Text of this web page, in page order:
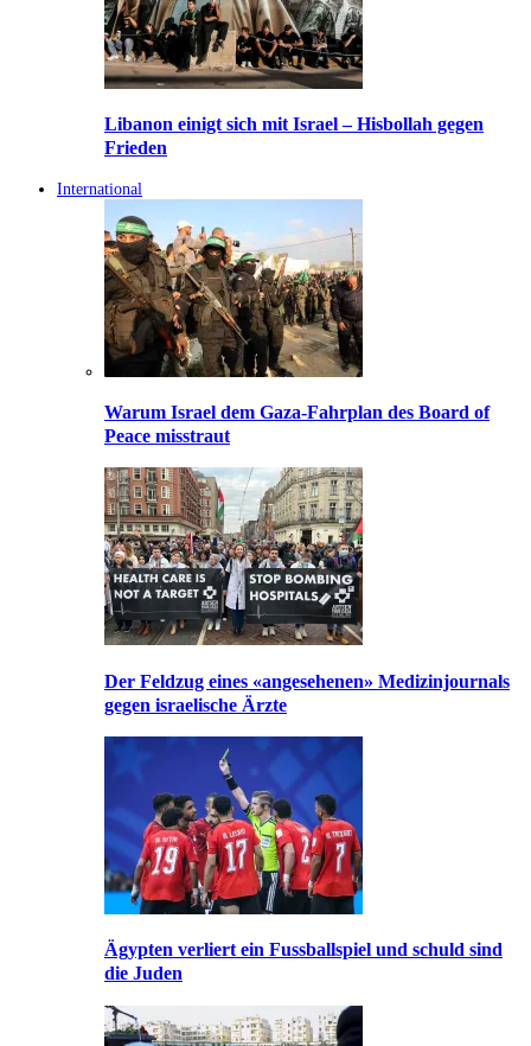
Libanon einigt sich mit Israel – Hisbollah gegen
Frieden
International
Warum Israel dem Gaza-Fahrplan des Board of
Peace misstraut
Der Feldzug eines «angesehenen» Medizinjournals
gegen israelische Ärzte
Ägypten verliert ein Fussballspiel und schuld sind
die Juden